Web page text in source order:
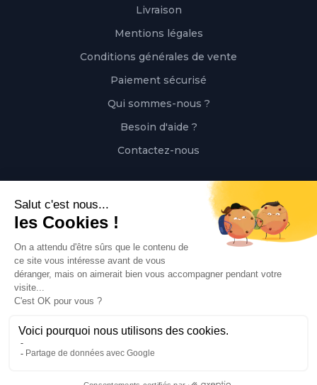
Livraison
Mentions légales
Conditions générales de vente
Paiement sécurisé
Qui sommes-nous ?
Besoin d'aide ?
Contactez-nous
Polaert Pièces Auto, 25 Rue des Perrets, 76680
Appeler
Envoyer un mail
contact@polaert-pieces-auto.fr